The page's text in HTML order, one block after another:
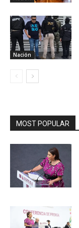
Nación
MOST POPULAR